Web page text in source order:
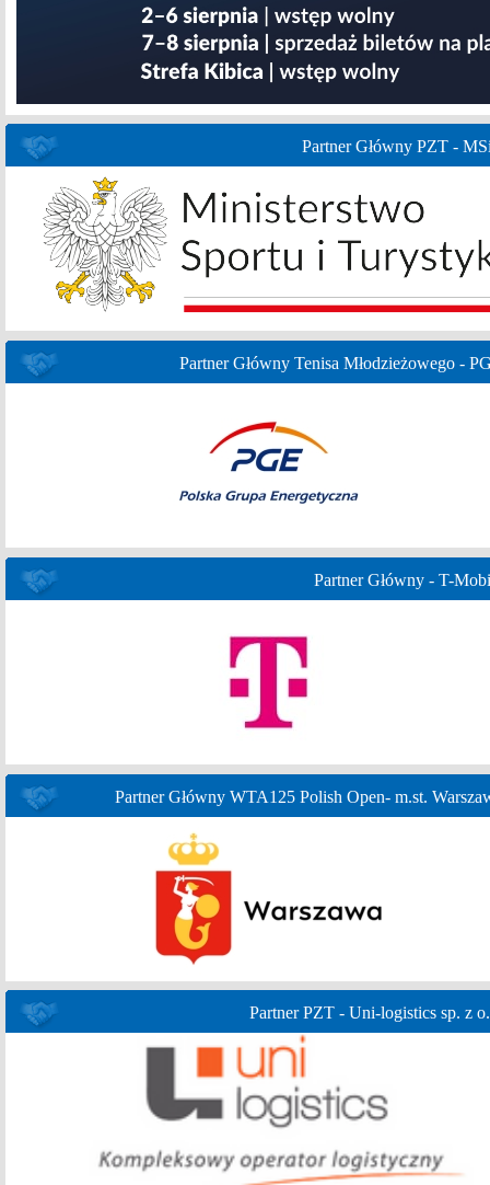
Partner Główny PZT -
Partner Główny Tenisa Młodzieżowego -
Partner Główny - T-
Partner Główny WTA125 Polish Open- m.st.
Partner PZT - Uni-logistics sp. z